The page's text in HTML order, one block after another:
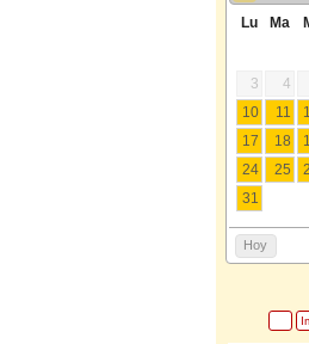
Lu Ma
3
4
10
11
17
18
24
25
31
Hoy